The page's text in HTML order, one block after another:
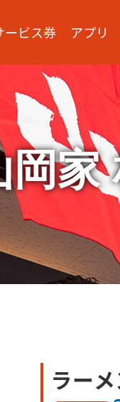
ービス券 アプリ
家
ラー